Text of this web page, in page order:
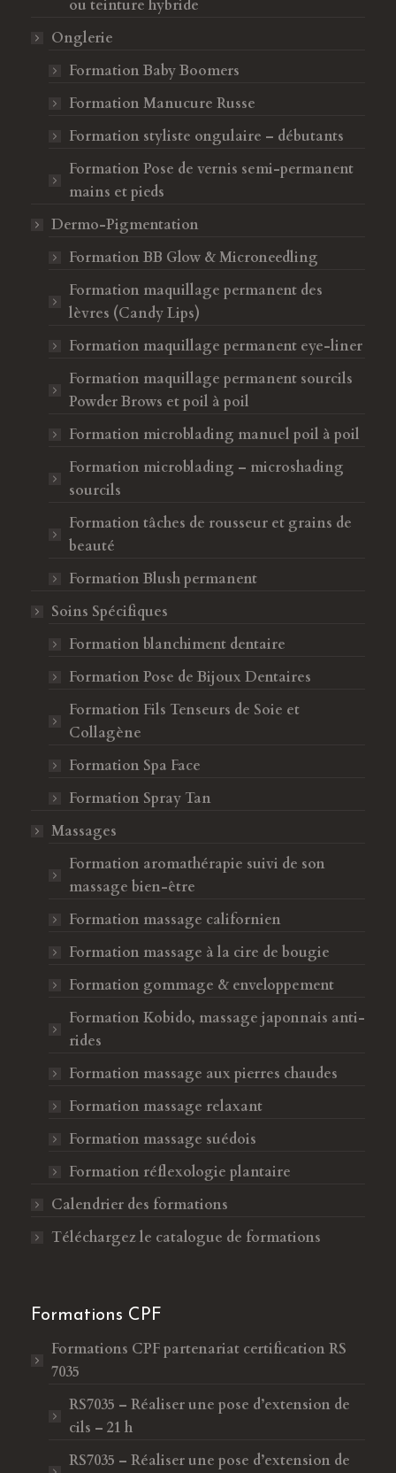
ou teinture hybride
Onglerie
Formation Baby Boomers
Formation Manucure Russe
Formation styliste ongulaire – débutants
Formation Pose de vernis semi-permanent
mains et pieds
Dermo-Pigmentation
Formation BB Glow & Microneedling
Formation maquillage permanent des
lèvres (Candy Lips)
Formation maquillage permanent eye-liner
Formation maquillage permanent sourcils
Powder Brows et poil à poil
Formation microblading manuel poil à poil
Formation microblading – microshading
sourcils
Formation tâches de rousseur et grains de
beauté
Formation Blush permanent
Soins Spécifiques
Formation blanchiment dentaire
Formation Pose de Bijoux Dentaires
Formation Fils Tenseurs de Soie et
Collagène
Formation Spa Face
Formation Spray Tan
Massages
Formation aromathérapie suivi de son
massage bien-être
Formation massage californien
Formation massage à la cire de bougie
Formation gommage & enveloppement
Formation Kobido, massage japonnais anti-
rides
Formation massage aux pierres chaudes
Formation massage relaxant
Formation massage suédois
Formation réflexologie plantaire
Calendrier des formations
Téléchargez le catalogue de formations
Formations CPF
Formations CPFpartenariat certification RS
7035
RS7035 – Réaliser une pose d’extension de
cils – 21 h
RS7035 – Réaliser une pose d’extension de